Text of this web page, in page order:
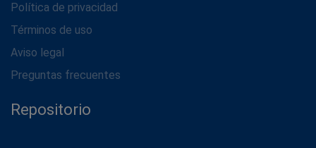
Política de privacidad
Términos de uso
Aviso legal
Preguntas frecuentes
Repositorio